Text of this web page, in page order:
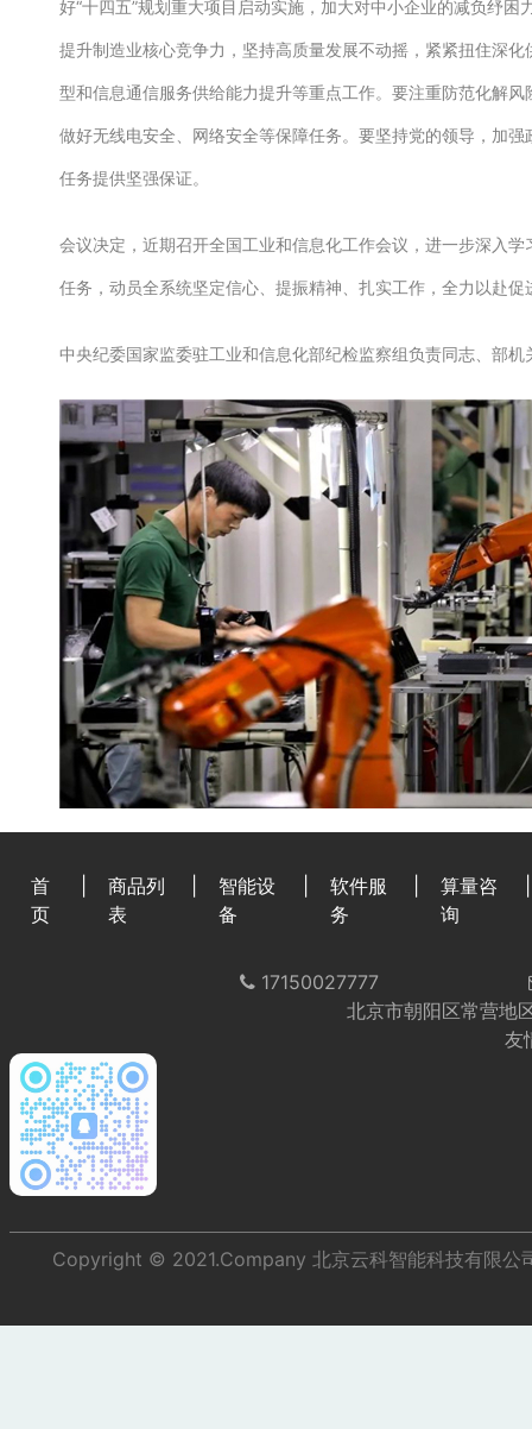
好“十四五”规划重大项目启动实施，加大对中小企业的减负纾
提升制造业核心竞争力，坚持高质量发展不动摇，紧紧扭住深
型和信息通信服务供给能力提升等重点工作。要注重防范化解
做好无线电安全、网络安全等保障任务。要坚持党的领导，加
任务提供坚强保证。
会议决定，近期召开全国工业和信息化工作会议，进一步深入
任务，动员全系统坚定信心、提振精神、扎实工作，全力以赴
中央纪委国家监委驻工业和信息化部纪检监察组负责同志、部
首
页
商品列
表
智能设
备
软件服
务
算量咨
询
17150027777
北京市朝阳区常营地
友
Copyright © 2021.Company 北京云科智能科技有限